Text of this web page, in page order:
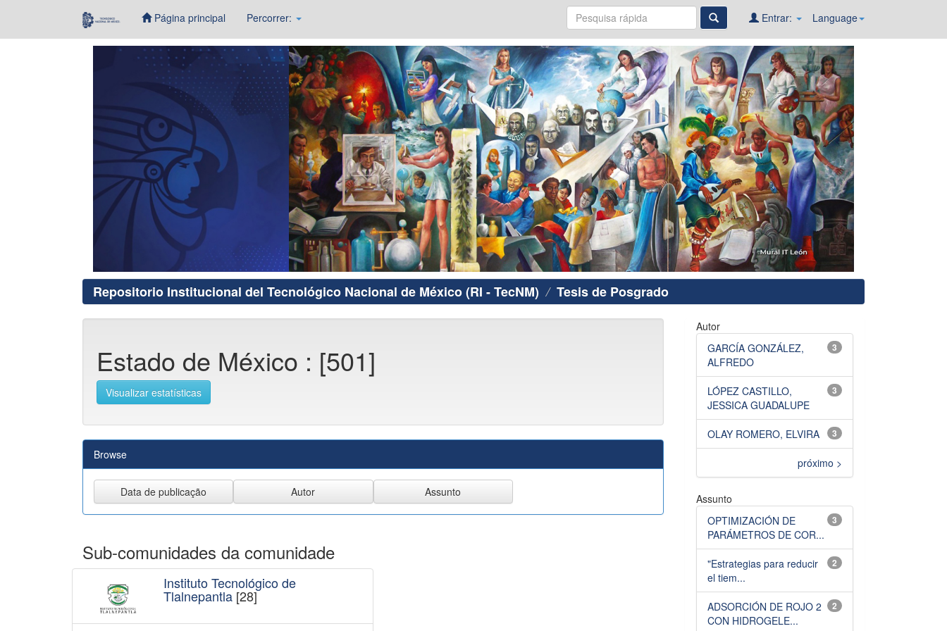
Página principal Percorrer: Language
Entrar:
Repositorio Institucional del Tecnológico Nacional de México (RI - TecNM) Tesis de Posgrado
Estado de México : [501]
Visualizar estatísticas
Browse
Sub-comunidades da comunidade
Instituto Tecnológico de
Tlalnepantla[28]
Autor
3
GARCÍA GONZÁLEZ,
ALFREDO
3
LÓPEZ CASTILLO,
JESSICA GUADALUPE
3
OLAY ROMERO, ELVIRA
próximo >
Assunto
3
OPTIMIZACIÓN DE
PARÁMETROS DE COR...
2
"Estrategias para reducir
el tiem...
2
ADSORCIÓN DE ROJO 2
CON HIDROGELE...